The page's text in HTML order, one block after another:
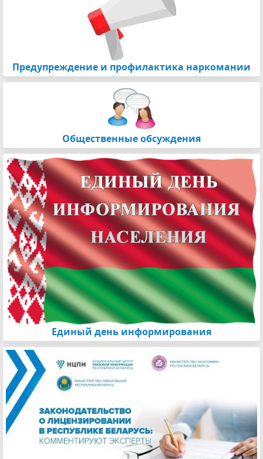
Предупреждение и профилактика наркомании
Общественные обсуждения
Единый день информирования